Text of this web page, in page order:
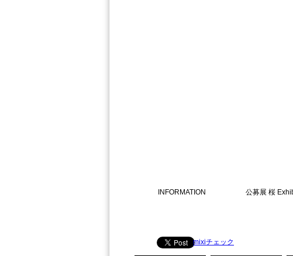
INFORMATION 公募展 桜
mixiチェック